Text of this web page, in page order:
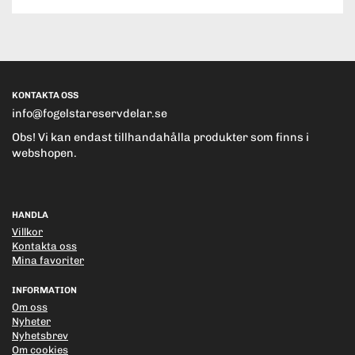
KONTAKTA OSS
info@fogelstareservdelar.se
Obs! Vi kan endast tillhandahålla produkter som finns i
webshopen.
HANDLA
Villkor
Kontakta oss
Mina favoriter
INFORMATION
Om oss
Nyheter
Nyhetsbrev
Om cookies